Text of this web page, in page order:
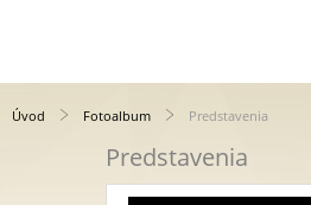
Úvod Fotoalbum Predstavenia
Predstavenia